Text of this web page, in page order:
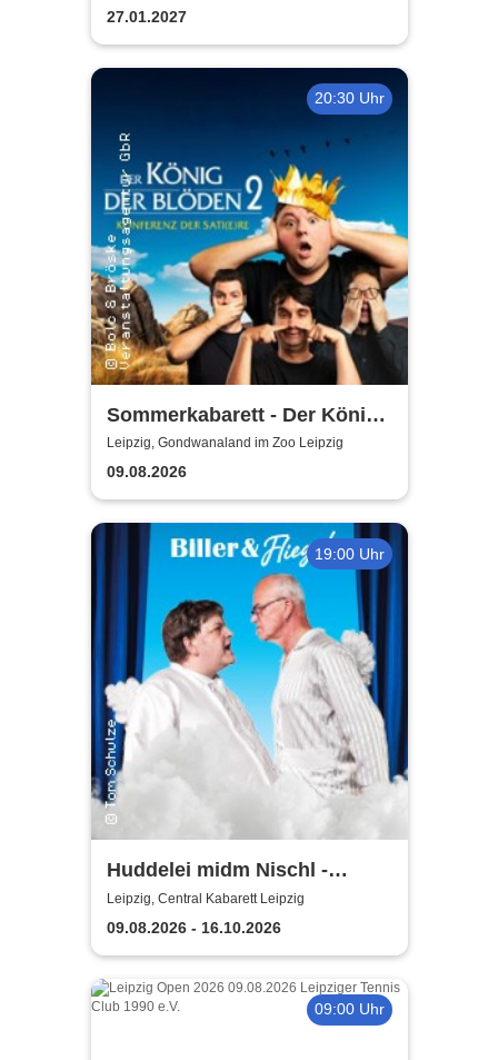
27.01.2027
20:30 Uhr
Sommerkabarett - Der König
der Blöden 2 | Central
Kabarett Leipzig
Leipzig, Gondwanaland im Zoo Leipzig
09.08.2026
19:00 Uhr
Huddelei midm Nischl -
Central Kabarett Leipzig
Leipzig, Central Kabarett Leipzig
09.08.2026 - 16.10.2026
09:00 Uhr